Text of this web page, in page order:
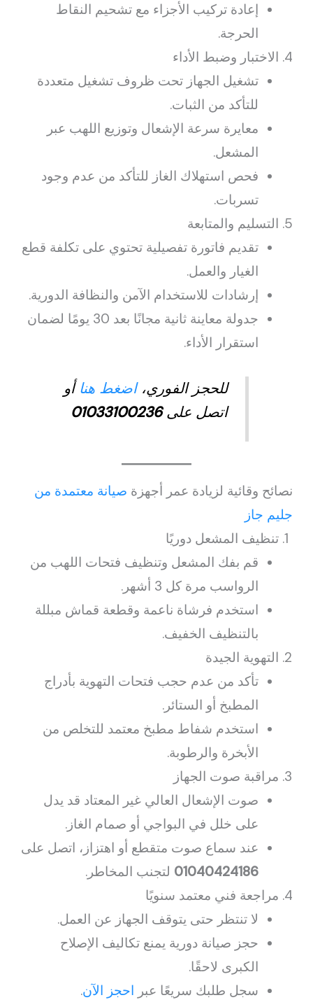
إعادة تركيب الأجزاء مع تشحيم النقاط
الحرجة.
الاختبار وضبط الأداء
تشغيل الجهاز تحت ظروف تشغيل متعددة
للتأكد من الثبات.
معايرة سرعة الإشعال وتوزيع اللهب عبر
المشعل.
فحص استهلاك الغاز للتأكد من عدم وجود
تسربات.
التسليم والمتابعة
تقديم فاتورة تفصيلية تحتوي على تكلفة قطع
الغيار والعمل.
إرشادات للاستخدام الآمن والنظافة الدورية.
جدولة معاينة ثانية مجانًا بعد 30 يومًا لضمان
استقرار الأداء.
للحجز الفوري،اضغط هناأو
اتصل على01033100236
نصائح وقائية لزيادة عمر أجهزة صيانة معتمدة من
جليم جاز
تنظيف المشعل دوريًا
قم بفك المشعل وتنظيف فتحات اللهب من
الرواسب مرة كل 3 أشهر.
استخدم فرشاة ناعمة وقطعة قماش مبللة
بالتنظيف الخفيف.
التهوية الجيدة
تأكد من عدم حجب فتحات التهوية بأدراج
المطبخ أو الستائر.
استخدم شفاط مطبخ معتمد للتخلص من
الأبخرة والرطوبة.
مراقبة صوت الجهاز
صوت الإشعال العالي غير المعتاد قد يدل
على خلل في البواجي أو صمام الغاز.
عند سماع صوت متقطع أو اهتزاز، اتصل على
01040424186 لتجنب المخاطر.
مراجعة فني معتمد سنويًا
لا تنتظر حتى يتوقف الجهاز عن العمل.
حجز صيانة دورية يمنع تكاليف الإصلاح
الكبرى لاحقًا.
سجل طلبك سريعًا عبر احجز الآن.